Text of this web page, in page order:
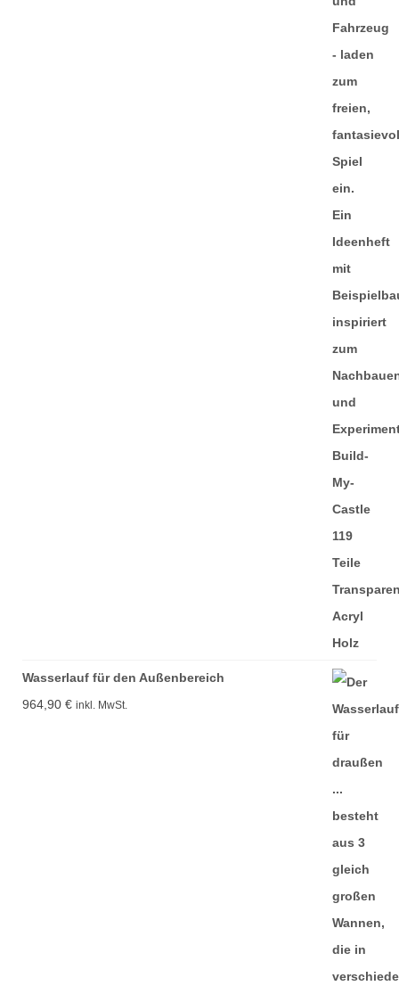
Wasserlauf für den Außenbereich
964,90 € inkl. MwSt.